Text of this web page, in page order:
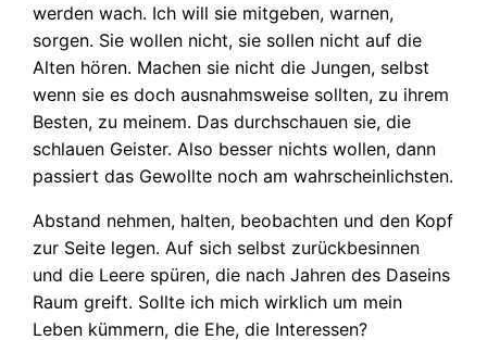
werden wach. Ich will sie mitgeben, warnen,
sorgen. Sie wollen nicht, sie sollen nicht auf die
Alten hören. Machen sie nicht die Jungen, selbst
wenn sie es doch ausnahmsweise sollten, zu ihrem
Besten, zu meinem. Das durchschauen sie, die
schlauen Geister. Also besser nichts wollen, dann
passiert das Gewollte noch am wahrscheinlichsten.
Abstand nehmen, halten, beobachten und den Kopf
zur Seite legen. Auf sich selbst zurückbesinnen
und die Leere spüren, die nach Jahren des Daseins
Raum greift. Sollte ich mich wirklich um mein
Leben kümmern, die Ehe, die Interessen?